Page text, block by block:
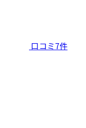
口コミ7件